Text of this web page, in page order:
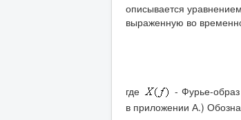
описывается
выраженную во
где - Фурье-образ
в приложении А.)